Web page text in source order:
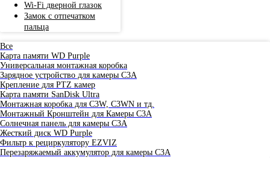
Wi-Fi дверной глазок
Замок с отпечатком
пальца
Все
Карта памяти WD Purple
Универсальная монтажная коробка
Зарядное устройство для камеры C3A
Крепление для PTZ камер
Карта памяти SanDisk Ultra
Монтажная коробка для С3W, C3WN и тд.
Монтажный Кронштейн для Камеры C3A
Солнечная панель для камеры C3A
Жесткий диск WD Purple
Фильтр к рециркулятору EZVIZ
Перезаряжаемый аккумулятор для камеры C3A